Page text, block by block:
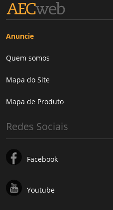
Anuncie
Quem somos
Mapa do Site
Mapa de Produto
Redes Sociais
Facebook
Youtube